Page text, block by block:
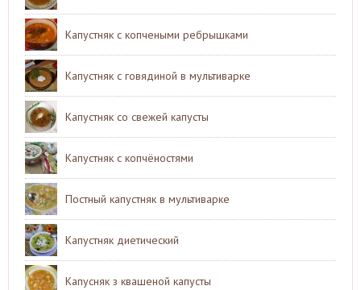
Капустняк с копчеными ребрышками
Капустняк с говядиной в мультиварке
Капустняк со свежей капусты
Капустняк с копчёностями
Постный капустняк в мультиварке
Капустняк диетический
Капусняк з квашеной капусты